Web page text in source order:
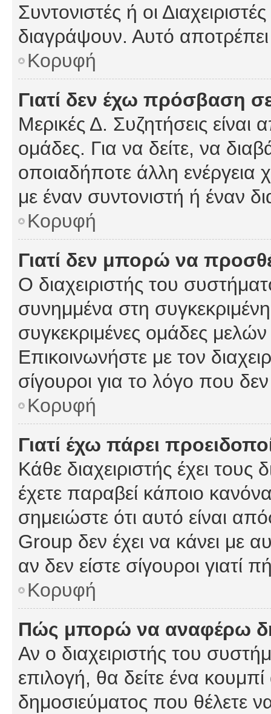
Συντονιστές ή οι
διαγράψουν. Αυτό
Κορυφή
Γιατί δεν έχω πρόσβαση
Μερικές Δ. Συζητήσεις είναι
ομάδες. Για να δείτε, να
οποιαδήποτε άλλη ενέργεια
με έναν συντονιστή ή έναν
Κορυφή
Γιατί δεν μπορώ να
Ο διαχειριστής του
συνημμένα στη
συγκεκριμένες ομάδες
Επικοινωνήστε με τον
σίγουροι για το λόγο που
Κορυφή
Γιατί έχω πάρει
Κάθε διαχειριστής έχει
έχετε παραβεί κάποιο
σημειώστε ότι αυτό είναι
Group δεν έχει να κάνει με
αν δεν είστε σίγουροι γιατί
Κορυφή
Πώς μπορώ να αναφέρω
Αν ο διαχειριστής του
επιλογή, θα δείτε ένα
δημοσιεύματος που θέλετε